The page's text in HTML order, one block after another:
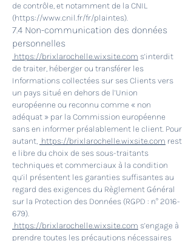
de contrôle, et notamment de la CNIL
(https://www.cnil.fr/fr/plaintes).
7.4 Non-communication des données
personnelles
https://brixlarochelle.wixsite.com s’interdit
de traiter, héberger ou transférer les
Informations collectées sur ses Clients vers
un pays situé en dehors de l’Union
européenne ou reconnu comme « non
adéquat » par la Commission européenne
sans en informer préalablement le client. Pour
autant, https://brixlarochelle.wixsite.com rest
e libre du choix de ses sous-traitants
techniques et commerciaux à la condition
qu’il présentent les garanties suffisantes au
regard des exigences du Règlement Général
sur la Protection des Données (RGPD : n° 2016-
679).
https://brixlarochelle.wixsite.com s’engage à
prendre toutes les précautions nécessaires